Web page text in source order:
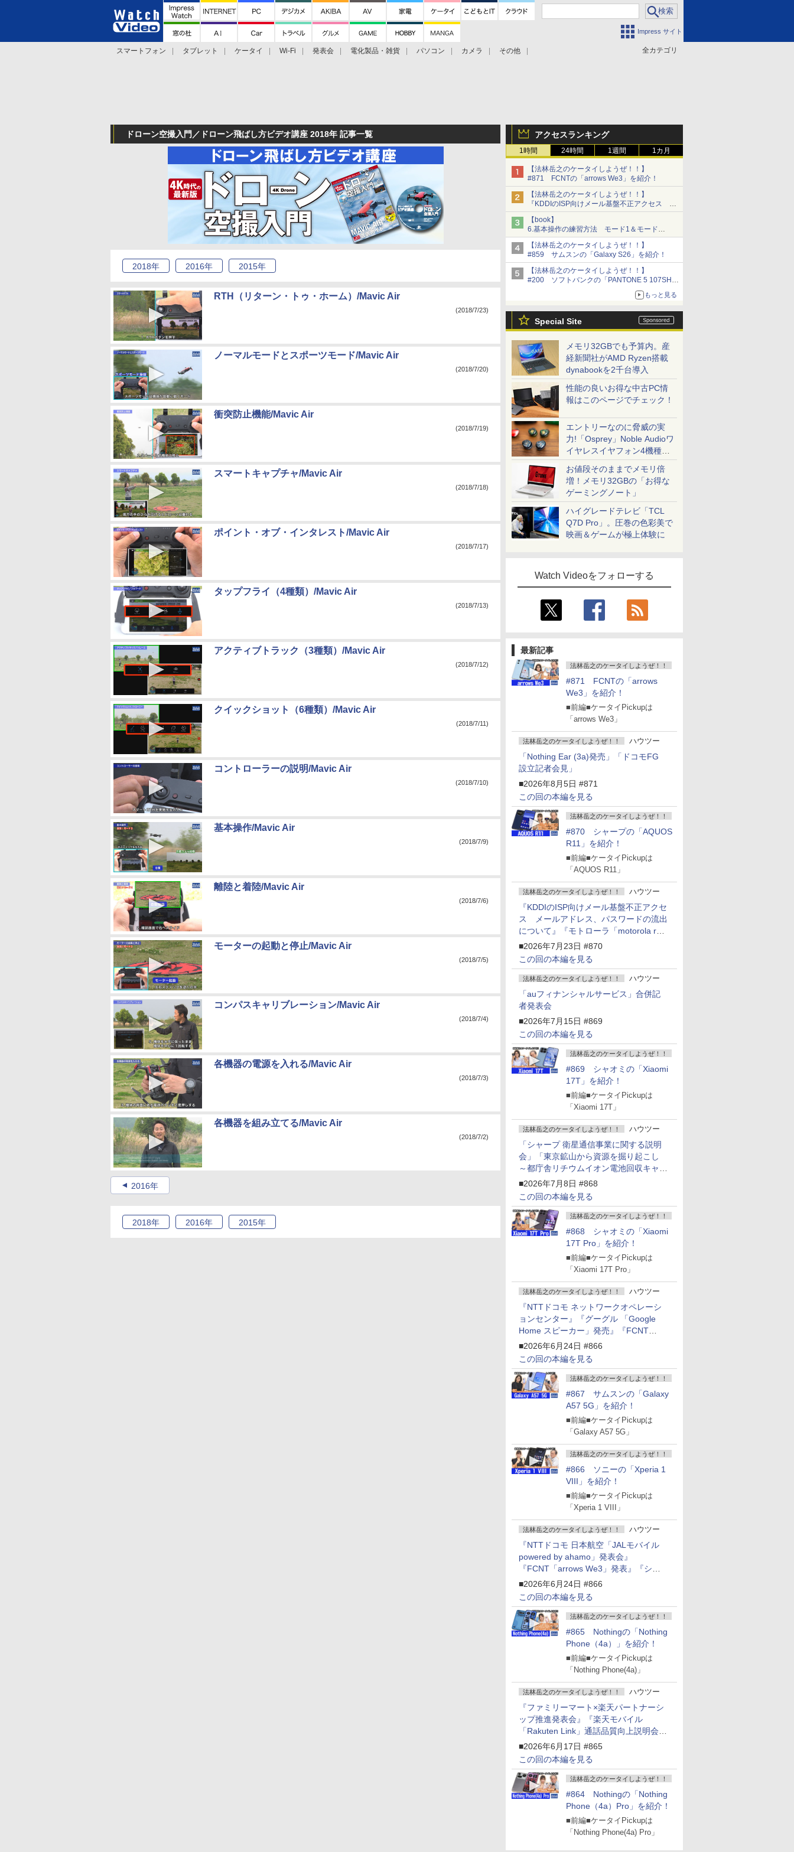
Impress サイト
全カテゴリ
スマートフォン タブレット ケータイ Wi-Fi 発表会 電化製品・雑貨 パソコン カメラ
その他
アクセスランキング
1時間 24時間 1週間 1カ月
【法林岳之のケータイしようぜ！！】
#871 FCNTの「arrows We3」を紹介！
【法林岳之のケータイしようぜ！！】
『KDDIのISP向けメール基盤不正アクセス メ
ールアドレス、パスワードの流出について』
『モトローラ「motorola razr fold」発表』『サ
ムスン「Galaxy Unpacked」開催』
【book】
6.基本操作の練習方法 モード1＆モード
2/Phantom 4
【法林岳之のケータイしようぜ！！】
#859 サムスンの「Galaxy S26」を紹介！
【法林岳之のケータイしようぜ！！】
#200 ソフトバンクの「PANTONE 5 107SH」
もっと見る
Special Site
メモリ32GBでも予算内。産
経新聞社がAMD Ryzen搭載
dynabookを2千台導入
性能の良いお得な中古PC情
報はこのページでチェック！
エントリーなのに脅威の実
力!「Osprey」Noble Audioワ
イヤレスイヤフォン4機種を
一気に聴く
お値段そのままでメモリ倍
増！メモリ32GBの「お得な
ゲーミングノート」
ハイグレードテレビ「TCL
Q7D Pro」。圧巻の色彩美で
映画＆ゲームが極上体験に
Watch Videoをフォローする
最新記事
法林岳之のケータイしようぜ！！
#871 FCNTの「arrows
We3」を紹介！
■前編■ケータイPickupは
「arrows We3」
法林岳之のケータイしようぜ！！ ハウツー
「Nothing Ear (3a)発売」「ドコモFG
設立記者会見」
■2026年8月5日 #871
この回の本編を見る
法林岳之のケータイしようぜ！！
#870 シャープの「AQUOS
R11」を紹介！
■前編■ケータイPickupは
「AQUOS R11」
法林岳之のケータイしようぜ！！ ハウツー
『KDDIのISP向けメール基盤不正アクセ
ス メールアドレス、パスワードの流出
について』『モトローラ「motorola razr
fold」発表』『サムスン「Galaxy
Unpacked」開催』
■2026年7月23日 #870
この回の本編を見る
法林岳之のケータイしようぜ！！ ハウツー
「auフィナンシャルサービス」合併記
者発表会
■2026年7月15日 #869
この回の本編を見る
法林岳之のケータイしようぜ！！
#869 シャオミの「Xiaomi
17T」を紹介！
■前編■ケータイPickupは
「Xiaomi 17T」
法林岳之のケータイしようぜ！！ ハウツー
「シャープ 衛星通信事業に関する説明
会」「東京鉱山から資源を掘り起こし
～都庁舎リチウムイオン電池回収キャン
ペーン～」
■2026年7月8日 #868
この回の本編を見る
法林岳之のケータイしようぜ！！
#868 シャオミの「Xiaomi
17T Pro」を紹介！
■前編■ケータイPickupは
「Xiaomi 17T Pro」
法林岳之のケータイしようぜ！！ ハウツー
『NTTドコモ ネットワークオペレーシ
ョンセンター』『グーグル 「Google
Home スピーカー」発売』『FCNT
「arrows Alpha2」発表』『KDDI
「povo2.0」サービス説明会』
■2026年6月24日 #866
この回の本編を見る
法林岳之のケータイしようぜ！！
#867 サムスンの「Galaxy
A57 5G」を紹介！
■前編■ケータイPickupは
「Galaxy A57 5G」
法林岳之のケータイしようぜ！！
#866 ソニーの「Xperia 1
VIII」を紹介！
■前編■ケータイPickupは
「Xperia 1 VIII」
法林岳之のケータイしようぜ！！ ハウツー
『NTTドコモ 日本航空「JALモバイル
powered by ahamo」発表会』
『FCNT「arrows We3」発表』『シャ
ープ 新製品発表会』
■2026年6月24日 #866
この回の本編を見る
法林岳之のケータイしようぜ！！
#865 Nothingの「Nothing
Phone（4a）」を紹介！
■前編■ケータイPickupは
「Nothing Phone(4a)」
法林岳之のケータイしようぜ！！ ハウツー
『ファミリーマート×楽天パートナーシ
ップ推進発表会』『楽天モバイル
「Rakuten Link」通話品質向上説明会』
『Google Storeを今年夏、東京・表参道
にオープン』『KDDI ローソン「ハッピ
ーローソンタウン池田伏尾台店」オープ
ン』
■2026年6月17日 #865
この回の本編を見る
法林岳之のケータイしようぜ！！
#864 Nothingの「Nothing
Phone（4a）Pro」を紹介！
■前編■ケータイPickupは
「Nothing Phone(4a) Pro」
ドローン空撮入門／ドローン飛ばし方ビデオ講座 2018年 記事一覧
2018年 2016年 2015年
RTH（リターン・トゥ・ホーム）/Mavic Air
(2018/7/23)
ノーマルモードとスポーツモード/Mavic Air
(2018/7/20)
衝突防止機能/Mavic Air
(2018/7/19)
スマートキャプチャ/Mavic Air
(2018/7/18)
ポイント・オブ・インタレスト/Mavic Air
(2018/7/17)
タップフライ（4種類）/Mavic Air
(2018/7/13)
アクティブトラック（3種類）/Mavic Air
(2018/7/12)
クイックショット（6種類）/Mavic Air
(2018/7/11)
コントローラーの説明/Mavic Air
(2018/7/10)
基本操作/Mavic Air
(2018/7/9)
離陸と着陸/Mavic Air
(2018/7/6)
モーターの起動と停止/Mavic Air
(2018/7/5)
コンパスキャリブレーション/Mavic Air
(2018/7/4)
各機器の電源を入れる/Mavic Air
(2018/7/3)
各機器を組み立てる/Mavic Air
(2018/7/2)
2016年
2018年 2016年 2015年